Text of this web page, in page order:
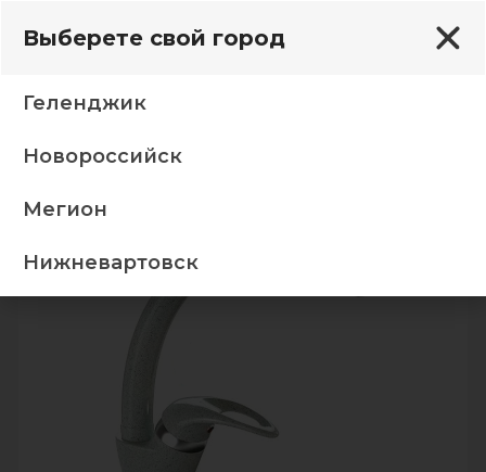
Кухня Смесители
Выберете свой город
Геленджик
Новороссийск
Мегион
Нижневартовск